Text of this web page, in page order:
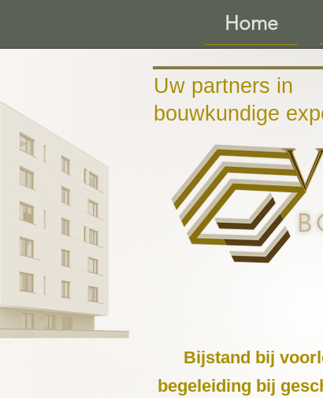
Home
Bijstand bij
begeleiding bij
Uw partners in
bouwkundige